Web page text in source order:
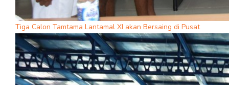
Tiga Calon Tamtama Lantamal XI akan Bersaing di Pusat